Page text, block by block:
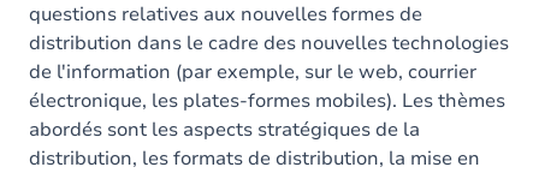
questions relatives aux nouvelles formes de
distribution dans le cadre des nouvelles technologies
de l'information (par exemple, sur le web, courrier
électronique, les plates-formes mobiles). Les thèmes
abordés sont les aspects stratégiques de la
distribution, les formats de distribution, la mise en